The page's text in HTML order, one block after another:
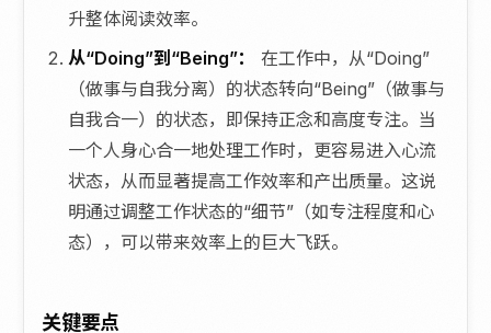
升整体阅读效率。
从“Doing”到“Being”：
在工作中，从“Doing”
（做事与自我分离）的状态转向“Being”（做事与
自我合一）的状态，即保持正念和高度专注。当
一个人身心合一地处理工作时，更容易进入心流
状态，从而显著提高工作效率和产出质量。这说
明通过调整工作状态的“细节”（如专注程度和心
态），可以带来效率上的巨大飞跃。
关键要点